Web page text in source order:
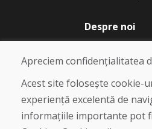
Despre noi
Blog
Despre noi
Magazin
Contact
Cumpărare
Apreciem confidențialitatea
Acest site folosește cookie-
experiență excelentă de
informațiile importante pot